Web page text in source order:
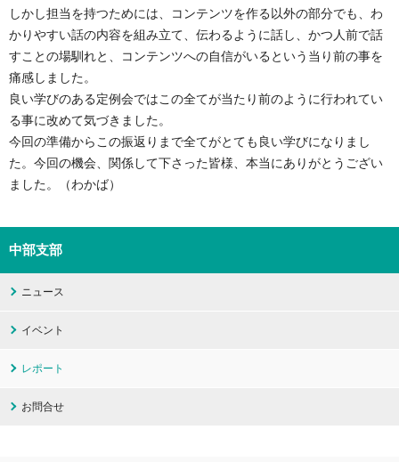
しかし担当を持つためには、コンテンツを作る以外の部分でも、わ
かりやすい話の内容を組み立て、伝わるように話し、かつ人前で話
すことの場馴れと、コンテンツへの自信がいるという当り前の事を
痛感しました。
良い学びのある定例会ではこの全てが当たり前のように行われてい
る事に改めて気づきました。
今回の準備からこの振返りまで全てがとても良い学びになりまし
た。今回の機会、関係して下さった皆様、本当にありがとうござい
ました。（わかば）
中部支部
ニュース
イベント
レポート
お問合せ